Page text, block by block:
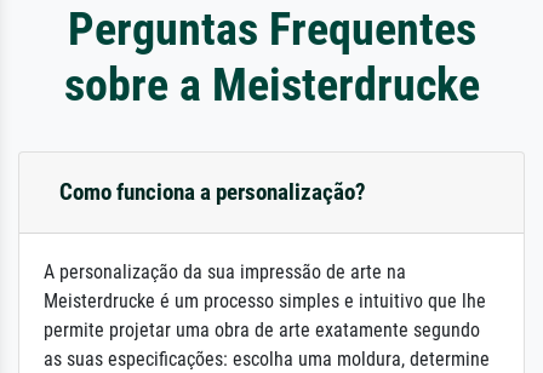
Perguntas Frequentes
sobre a Meisterdrucke
Como funciona a personalização?
A personalização da sua impressão de arte na
Meisterdrucke é um processo simples e intuitivo que lhe
permite projetar uma obra de arte exatamente segundo
as suas especificações: escolha uma moldura, determine